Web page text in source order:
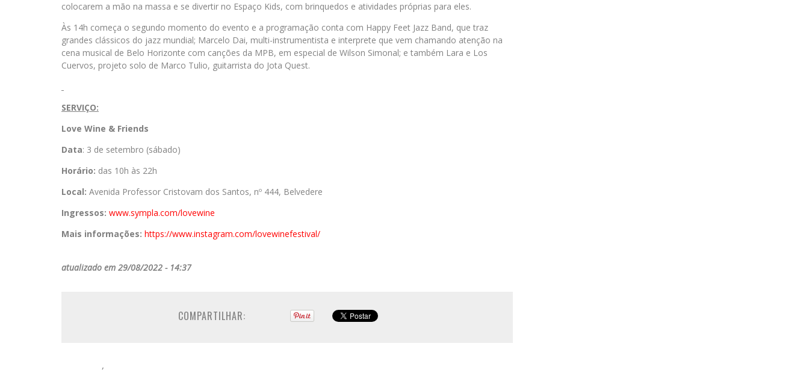
colocarem a mão na massa e se divertir no Espaço Kids, com brinquedos e atividades próprias para eles.
Às 14h começa o segundo momento do evento e a programação conta com Happy Feet Jazz Band, que traz
grandes clássicos do jazz mundial; Marcelo Dai, multi-instrumentista e interprete que vem chamando atenção na
cena musical de Belo Horizonte com canções da MPB, em especial de Wilson Simonal; e também Lara e Los
Cuervos, projeto solo de Marco Tulio, guitarrista do Jota Quest.
SERVIÇO:
Love Wine & Friends
Data: 3 de setembro (sábado)
Horário: das 10h às 22h
Local: Avenida Professor Cristovam dos Santos, nº 444, Belvedere
Ingressos: www.sympla.com/lovewine
Mais informações: https://www.instagram.com/lovewinefestival/
atualizado em 29/08/2022 - 14:37
COMPARTILHAR: